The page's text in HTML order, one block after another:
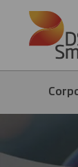
Skip to main